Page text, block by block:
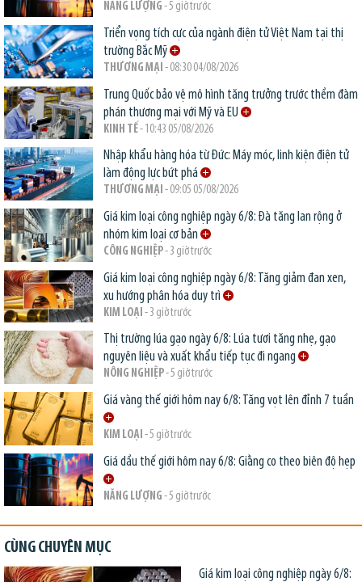
NĂNG LƯỢNG - 5 giờ trước
Triển vọng tích cực của ngành điện tử Việt Nam tại thị
trường Bắc Mỹ
THƯƠNG MẠI - 08:30 04/08/2026
Trung Quốc bảo vệ mô hình tăng trưởng trước thềm đàm
phán thương mại với Mỹ và EU
KINH TẾ- 10:43 05/08/2026
Nhập khẩu hàng hóa từ Đức: Máy móc, linh kiện điện tử
làm động lực bứt phá
THƯƠNG MẠI - 09:05 05/08/2026
Giá kim loại công nghiệp ngày 6/8: Đà tăng lan rộng ở
nhóm kim loại cơ bản
CÔNG NGHIỆP- 3 giờ trước
Giá kim loại công nghiệp ngày 6/8: Tăng giảm đan xen,
xu hướng phân hóa duy trì
KIM LOẠI - 3 giờ trước
Thị trường lúa gạo ngày 6/8: Lúa tươi tăng nhẹ, gạo
nguyên liệu và xuất khẩu tiếp tục đi ngang
NÔNG NGHIỆP- 5 giờ trước
Giá vàng thế giới hôm nay 6/8: Tăng vọt lên đỉnh 7 tuần
KIM LOẠI - 5 giờ trước
Giá dầu thế giới hôm nay 6/8: Giằng co theo biên độ hẹp
NĂNG LƯỢNG - 5 giờ trước
CÙNG CHUYÊN MỤC
Giá kim loại công nghiệp ngày 6/8: